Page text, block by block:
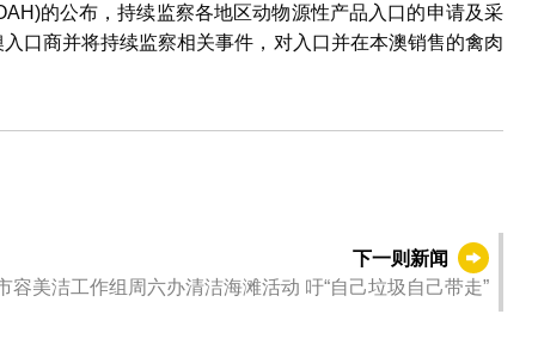
的公布，持续监察各地区动物源性产品入口的申请及采
口商并将持续监察相关事件，对入口并在本澳销售的禽肉
下一则新闻
市容美洁工作组周六办清洁海滩活动 吁“自己垃圾自己带走”